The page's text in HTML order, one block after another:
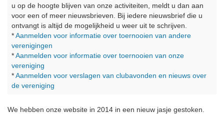
u op de hoogte blijven van onze activiteiten, meldt u dan aan
voor een of meer nieuwsbrieven. Bij iedere nieuwsbrief die u
ontvangt is altijd de mogelijkheid u weer uit te schrijven.
*Aanmelden voor informatie over toernooien van andere
verenigingen
*Aanmelden voor informatie over toernooien van onze
vereniging
*Aanmelden voor verslagen van clubavonden en nieuws over
de vereniging
We hebben onze website in 2014 in een nieuw jasje gestoken.